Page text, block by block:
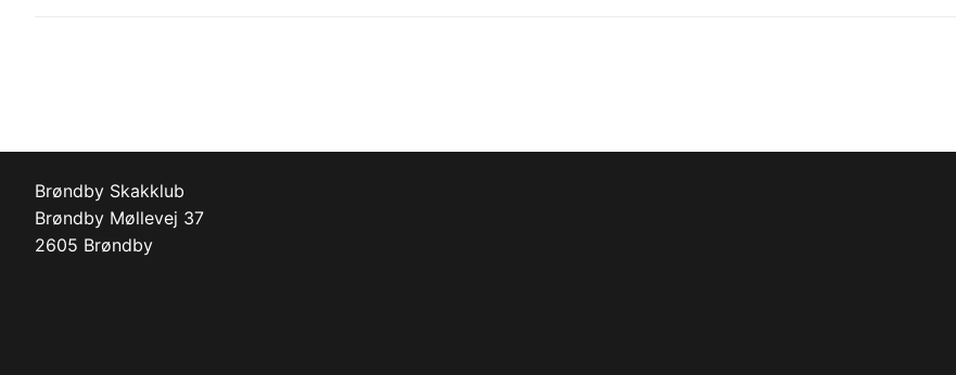
Brøndby Skakklub
Brøndby Møllevej 37
2605 Brøndby